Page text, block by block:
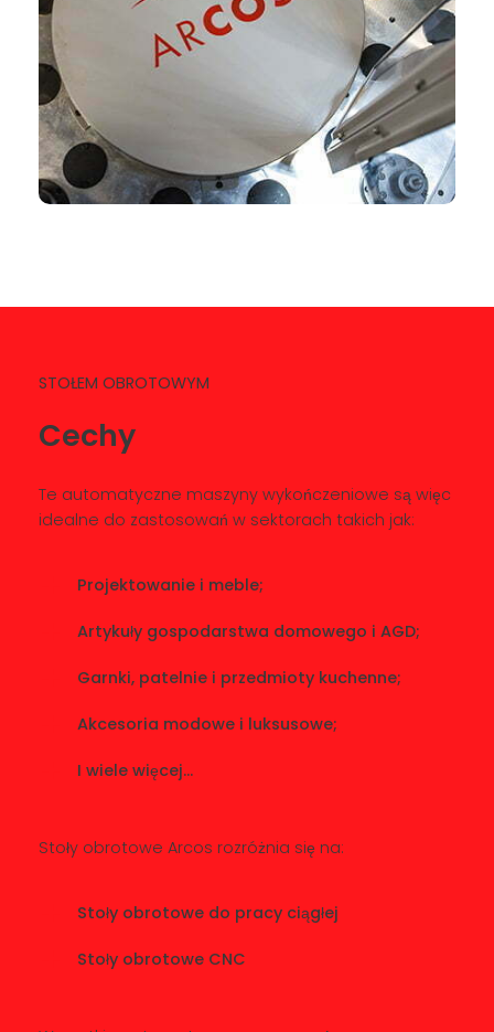
STOŁEM OBROTOWYM
Cechy
Te automatyczne maszyny wykończeniowe są więc
idealne do zastosowań w sektorach takich jak:
Projektowanie i meble;
Artykuły gospodarstwa domowego i AGD;
Garnki, patelnie i przedmioty kuchenne;
Akcesoria modowe i luksusowe;
I wiele więcej…
Stoły obrotowe Arcos rozróżnia się na:
Stoły obrotowe do pracy ciągłej
Stoły obrotowe CNC